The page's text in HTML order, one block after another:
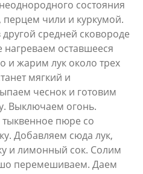
состояния
перцем чили и куркумой.
средней сковороде
нагреваем оставшееся
и жарим лук около трех
мягкий и
чеснок и готовим
Выключаем огонь.
пюре со
Добавляем сюда лук,
и лимонный сок. Солим
перемешиваем. Даем